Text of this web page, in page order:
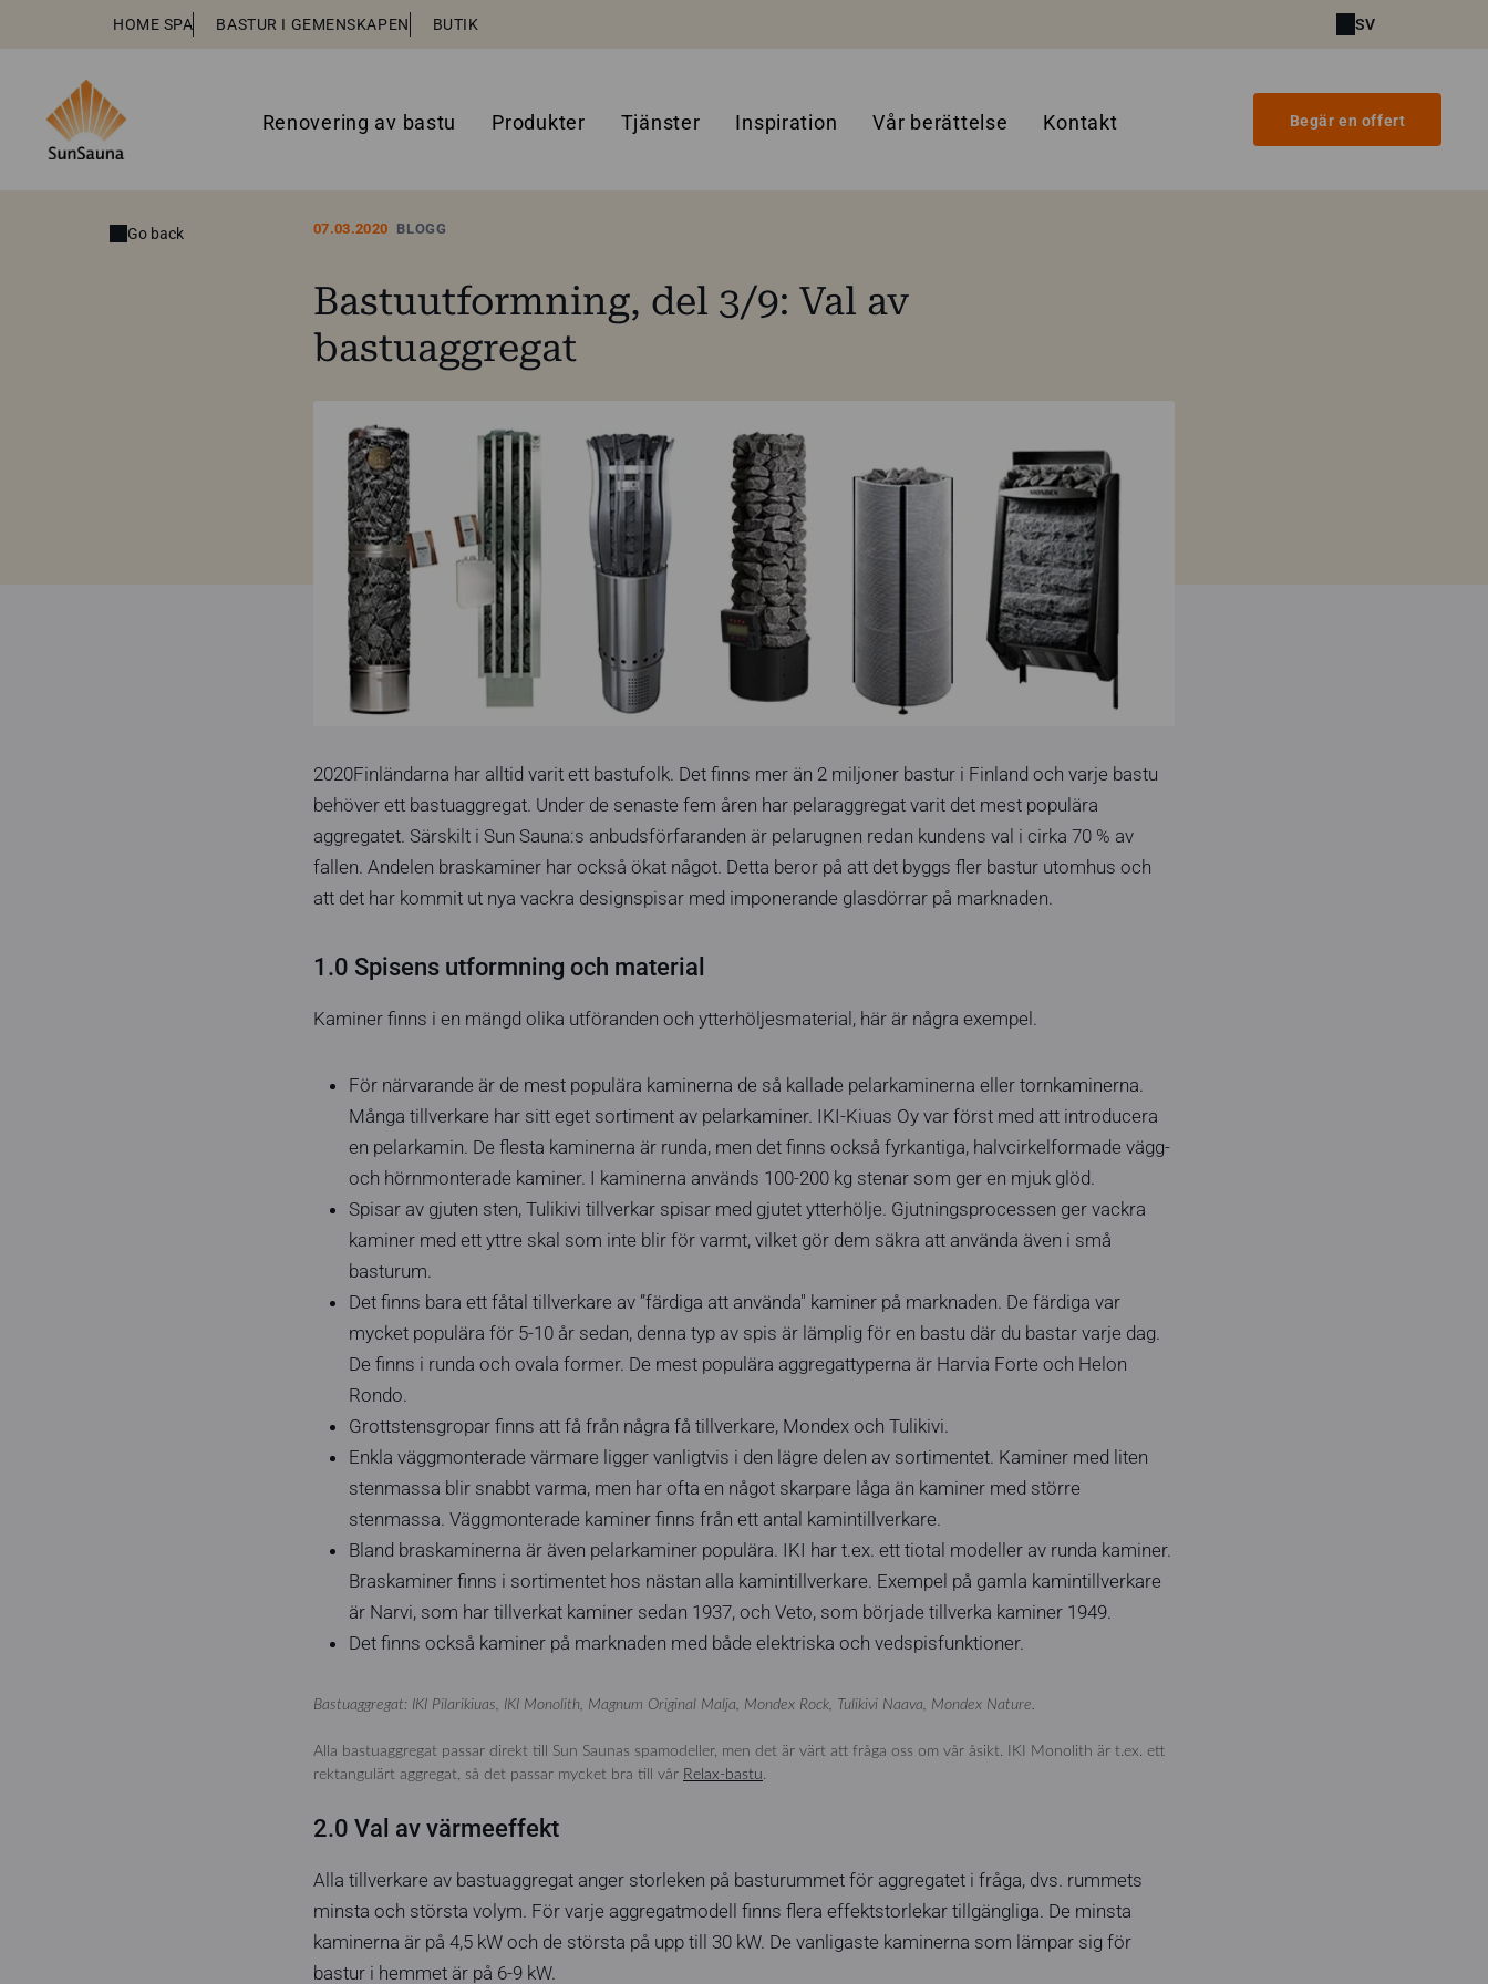
HOME SPA BASTUR I GEMENSKAPEN BUTIK SV
Renovering av bastu Produkter Tjänster Inspiration Vår berättelse Kontakt Begär en offert
Go back 07.03.2020 BLOGG
Bastuutformning, del 3/9: Val av
bastuaggregat
2020Finländarna har alltid varit ett bastufolk. Det finns mer än 2 miljoner bastur i Finland och varje bastu
behöver ett bastuaggregat. Under de senaste fem åren har pelaraggregat varit det mest populära
aggregatet. Särskilt i Sun Sauna:s anbudsförfaranden är pelarugnen redan kundens val i cirka 70 % av
fallen. Andelen braskaminer har också ökat något. Detta beror på att det byggs fler bastur utomhus och
att det har kommit ut nya vackra designspisar med imponerande glasdörrar på marknaden.
1.0 Spisens utformning och material
Kaminer finns i en mängd olika utföranden och ytterhöljesmaterial, här är några exempel.
För närvarande är de mest populära kaminerna de så kallade pelarkaminerna eller tornkaminerna.
Många tillverkare har sitt eget sortiment av pelarkaminer. IKI-Kiuas Oy var först med att introducera
en pelarkamin. De flesta kaminerna är runda, men det finns också fyrkantiga, halvcirkelformade vägg-
och hörnmonterade kaminer. I kaminerna används 100-200 kg stenar som ger en mjuk glöd.
Spisar av gjuten sten, Tulikivi tillverkar spisar med gjutet ytterhölje. Gjutningsprocessen ger vackra
kaminer med ett yttre skal som inte blir för varmt, vilket gör dem säkra att använda även i små
basturum.
Det finns bara ett fåtal tillverkare av ”färdiga att använda" kaminer på marknaden. De färdiga var
mycket populära för 5-10 år sedan, denna typ av spis är lämplig för en bastu där du bastar varje dag.
De finns i runda och ovala former. De mest populära aggregattyperna är Harvia Forte och Helon
Rondo.
Grottstensgropar finns att få från några få tillverkare, Mondex och Tulikivi.
Enkla väggmonterade värmare ligger vanligtvis i den lägre delen av sortimentet. Kaminer med liten
stenmassa blir snabbt varma, men har ofta en något skarpare låga än kaminer med större
stenmassa. Väggmonterade kaminer finns från ett antal kamintillverkare.
Bland braskaminerna är även pelarkaminer populära. IKI har t.ex. ett tiotal modeller av runda kaminer.
Braskaminer finns i sortimentet hos nästan alla kamintillverkare. Exempel på gamla kamintillverkare
är Narvi, som har tillverkat kaminer sedan 1937, och Veto, som började tillverka kaminer 1949.
Det finns också kaminer på marknaden med både elektriska och vedspisfunktioner.
Bastuaggregat: IKI Pilarikiuas, IKI Monolith, Magnum Original Malja, Mondex Rock, Tulikivi Naava, Mondex Nature.
Alla bastuaggregat passar direkt till Sun Saunas spamodeller, men det är värt att fråga oss om vår åsikt. IKI Monolith är t.ex. ett
rektangulärt aggregat, så det passar mycket bra till vår Relax-bastu
2.0 Val av värmeeffekt
Alla tillverkare av bastuaggregat anger storleken på basturummet för aggregatet i fråga, dvs. rummets
minsta och största volym. För varje aggregatmodell finns flera effektstorlekar tillgängliga. De minsta
kaminerna är på 4,5 kW och de största på upp till 30 kW. De vanligaste kaminerna som lämpar sig för
bastur i hemmet är på 6-9 kW.